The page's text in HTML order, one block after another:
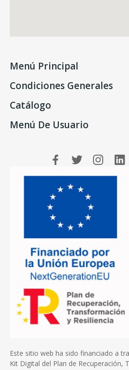
Menú Principal
Condiciones Generales
Catálogo
Menú De Usuario
Este sitio web ha sido financiado a
Kit Digital del Plan de Recuperación,